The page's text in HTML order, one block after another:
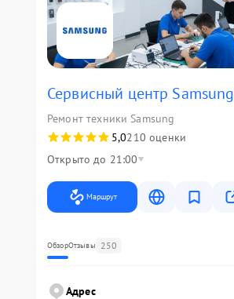
Сервисный центр Samsung
Ремонт техники Samsung
5,0210 оценки
Открыто до 21:00
Маршрут
ОбзорОтзывы 250
Адрес